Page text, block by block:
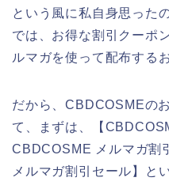
という風に私自身思った
では、お得な割引クーポ
ルマガを使って配布する
だから、CBDCOSMEの
て、まずは、【
CBDCOSME メルマガ割
メルマガ割引セール】と